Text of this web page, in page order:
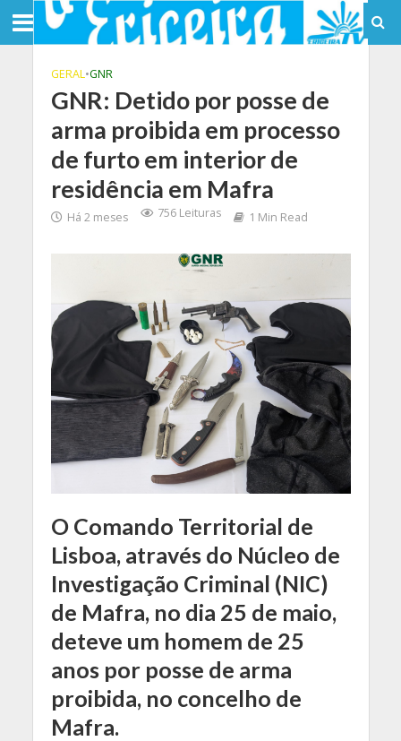
GERAL•GNR
GNR: Detido por posse de
arma proibida em processo
de furto em interior de
residência em Mafra
Há 2 meses 756 Leituras 1 Min Read
O Comando Territorial de
Lisboa, através do Núcleo de
Investigação Criminal (NIC)
de Mafra, no dia 25 de maio,
deteve um homem de 25
anos por posse de arma
proibida, no concelho de
Mafra.